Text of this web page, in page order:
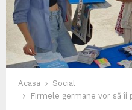
Acasa
Social
Firmele germane vor să îi